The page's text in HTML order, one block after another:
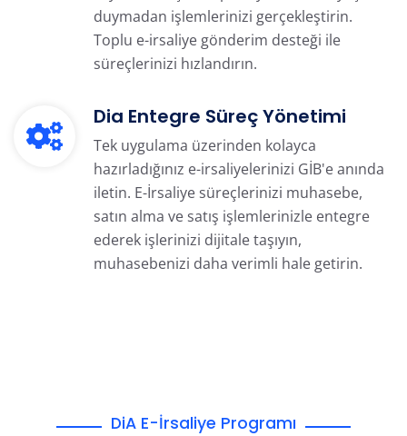
duymadan işlemlerinizi gerçekleştirin.
Toplu e-irsaliye gönderim desteği ile
süreçlerinizi hızlandırın.
Dia Entegre Süreç Yönetimi
Tek uygulama üzerinden kolayca
hazırladığınız e-irsaliyelerinizi GİB'e anında
iletin. E-İrsaliye süreçlerinizi muhasebe,
satın alma ve satış işlemlerinizle entegre
ederek işlerinizi dijitale taşıyın,
muhasebenizi daha verimli hale getirin.
DiA E-İrsaliye Programı